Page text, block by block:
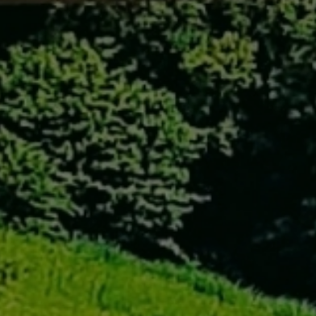
採用情報 お問い合わせ
リンク